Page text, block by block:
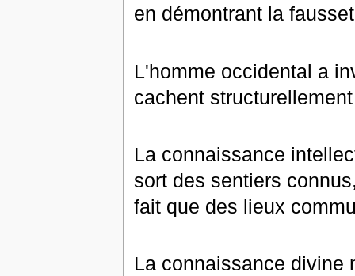
en démontrant la
L'homme occidental a
cachent
La connaissance
sort des sentiers
fait que des lieux
La connaissance divine